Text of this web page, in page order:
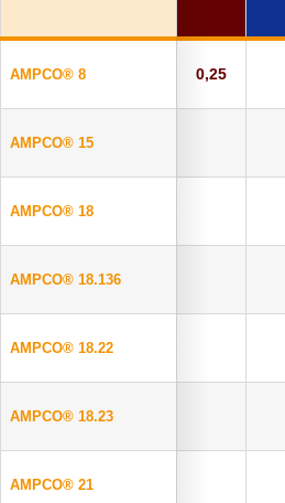
AMPCO® 8 0,25
AMPCO® 15
AMPCO® 18
AMPCO® 18.136
AMPCO® 18.22
AMPCO® 18.23
AMPCO® 21